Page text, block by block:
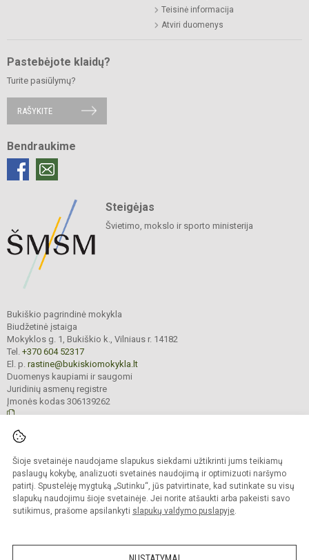
Šioje svetainėje naudojame slapukus siekdami užtikrinti jums teikiamų
paslaugų kokybę, analizuoti svetainės naudojimą ir optimizuoti naršymo
patirtį. Spustelėję mygtuką „Sutinku“, jūs patvirtinate, kad sutinkate su visų
slapukų naudojimu šioje svetainėje. Jei norite atšaukti arba pakeisti savo
sutikimus, prašome apsilankyti slapukų valdymo puslapyje.
Teisinė informacija
Atviri duomenys
Pastebėjote klaidų?
Turite pasiūlymų?
RAŠYKITE
Bendraukime
Steigėjas
Švietimo, mokslo ir sporto ministerija
Bukiškio pagrindinė mokykla
Biudžetinė įstaiga
Mokyklos g. 1, Bukiškio k., Vilniaus r. 14182
Tel. +370 604 52317
El. p. rastine@bukiskiomokykla.lt
Duomenys kaupiami ir saugomi
Juridinių asmenų registre
Įmonės kodas 306139262
Kopijuoti turinį be raštiško Bukiškio pagrindinės mokyklos administracijos
sutikimo griežtai draudžiama.
Prieinamumo paraiška Slapukų valdymas
Sumanus būdas atnaujinti